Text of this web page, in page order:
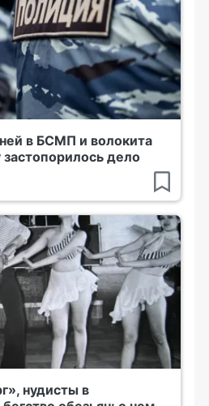
в БСМП и волокита
дело
нудисты в